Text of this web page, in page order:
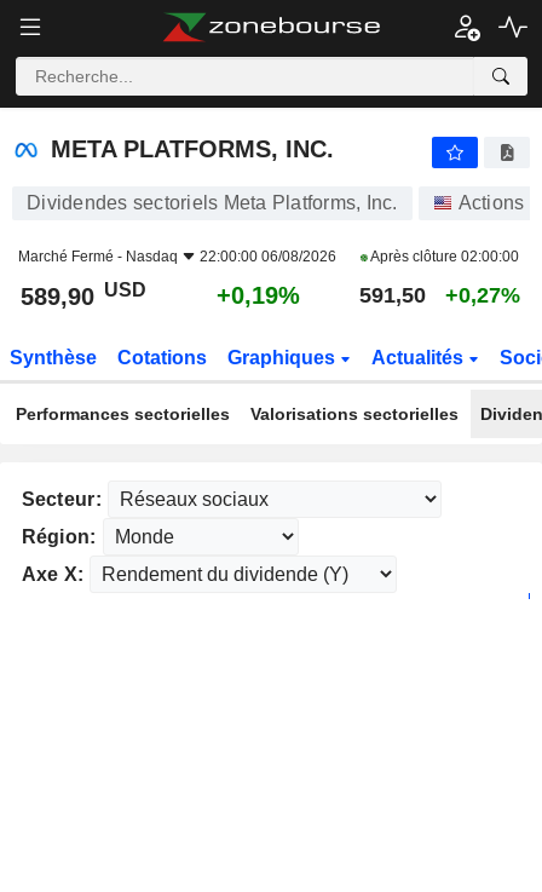
META PLATFORMS, INC.
META PLATFORMS, INC.
Dividendes sectoriels Meta Platforms, Inc. Actions
Marché Fermé - Nasdaq 22:00:00 06/08/2026 Après clôture 02:00:00
589,90 USD +0,19% 591,50 +0,27%
Synthèse Cotations Graphiques Actualités
Performances sectorielles Valorisations sectorielles
Secteur:
Région:
Axe X: